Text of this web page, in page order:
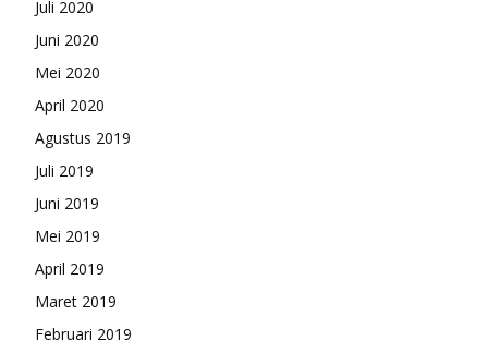
Juli 2020
Juni 2020
Mei 2020
April 2020
Agustus 2019
Juli 2019
Juni 2019
Mei 2019
April 2019
Maret 2019
Februari 2019